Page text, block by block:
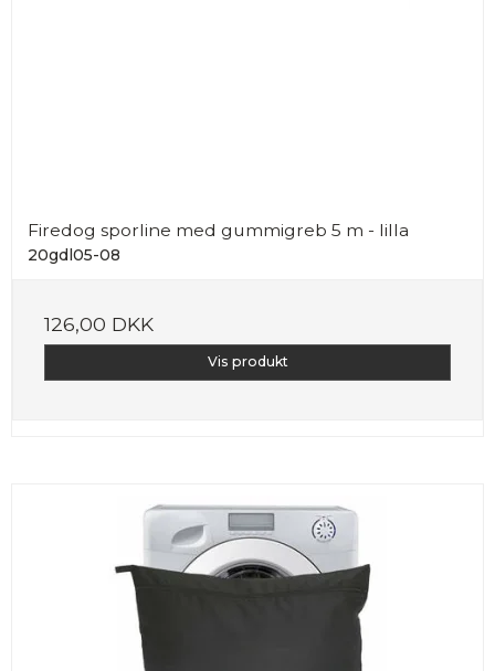
Firedog sporline med gummigreb 5 m - lilla
20gdl05-08
126,00 DKK
Vis produkt